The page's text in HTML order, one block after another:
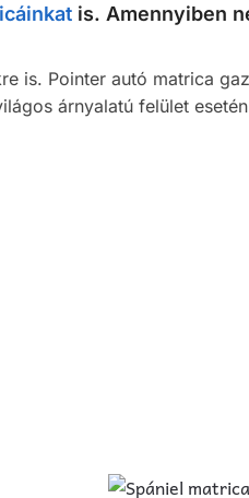
is. Amennyiben
is. Pointer autó matrica
árnyalatú felület